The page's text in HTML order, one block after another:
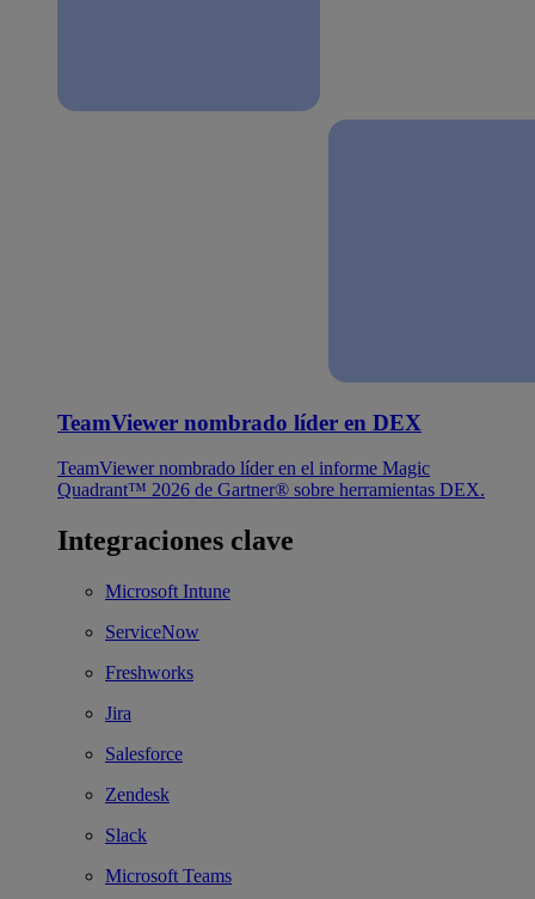
TeamViewer nombrado líder en DEX
TeamViewer nombrado líder en el informe Magic
Quadrant™ 2026 de Gartner® sobre herramientas DEX.
Integraciones clave
Microsoft Intune
ServiceNow
Freshworks
Jira
Salesforce
Zendesk
Slack
Microsoft Teams